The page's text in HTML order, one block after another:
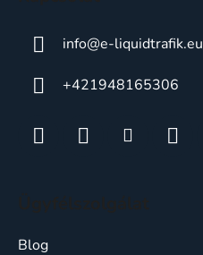
info@e-liquidtrafik.eu
+421948165306
Blog